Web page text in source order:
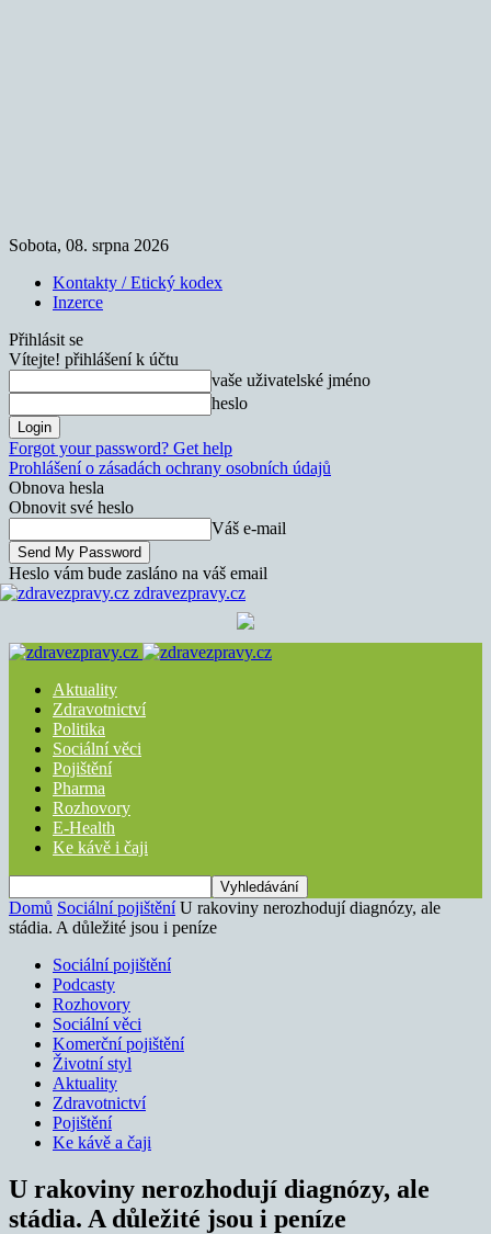
Sobota, 08. srpna 2026
Kontakty / Etický kodex
Inzerce
Přihlásit se
Vítejte! přihlášení k účtu
vaše uživatelské jméno
heslo
Forgot your password? Get help
Prohlášení o zásadách ochrany osobních údajů
Obnova hesla
Obnovit své heslo
Váš e-mail
Heslo vám bude zasláno na váš email
zdravezpravy.cz
Aktuality
Zdravotnictví
Politika
Sociální věci
Pojištění
Pharma
Rozhovory
E-Health
Ke kávě i čaji
Domů Sociální pojištění U rakoviny nerozhodují diagnózy, ale
stádia. A důležité jsou i peníze
Sociální pojištění
Podcasty
Rozhovory
Sociální věci
Komerční pojištění
Životní styl
Aktuality
Zdravotnictví
Pojištění
Ke kávě a čaji
U rakoviny nerozhodují diagnózy, ale
stádia. A důležité jsou i peníze